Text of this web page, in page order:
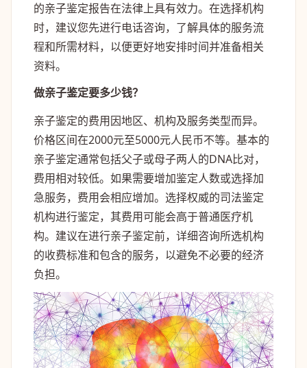
的亲子鉴定报告在法律上具有效力。在选择机构
时，建议您先进行电话咨询，了解具体的服务流
程和所需材料，以便更好地安排时间并准备相关
资料。
做亲子鉴定要多少钱？
亲子鉴定的费用因地区、机构及服务类型而异。
价格区间在2000元至5000元人民币不等。基本的
亲子鉴定通常包括父子或母子两人的DNA比对，
费用相对较低。如果需要增加鉴定人数或选择加
急服务，费用会相应增加。选择权威的司法鉴定
机构进行鉴定，其费用可能会高于普通医疗机
构。建议在进行亲子鉴定前，详细咨询所选机构
的收费标准和包含的服务，以避免不必要的经济
负担。